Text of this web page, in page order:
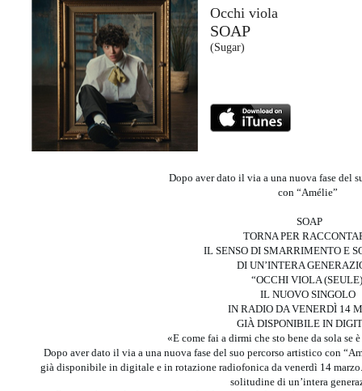
Warner Music Italy (WMG)
08:38:29
Movin’ To The Sun
HUGEL, IMAEL ANGEL, ...
Make The Girls Dance Records (-)
Occhi viola
SOAP
(Sugar)
Dopo aver dato il via a una nuova fase del
con “Amélie”
SOAP
TORNA PER
IL SENSO DI SMARRIMENTO E
DI UN’INTERA
“OCCHI VIOLA
IL NUOVO SINGOLO
IN RADIO DA VENERDÌ 14
GIÀ DISPONIBILE IN
«E come fai a dirmi che sto bene da sola se
Dopo aver dato il via a una nuova fase del suo percorso artistico con
già disponibile in digitale e in rotazione radiofonica da venerdì 14
solitudine di un’intera